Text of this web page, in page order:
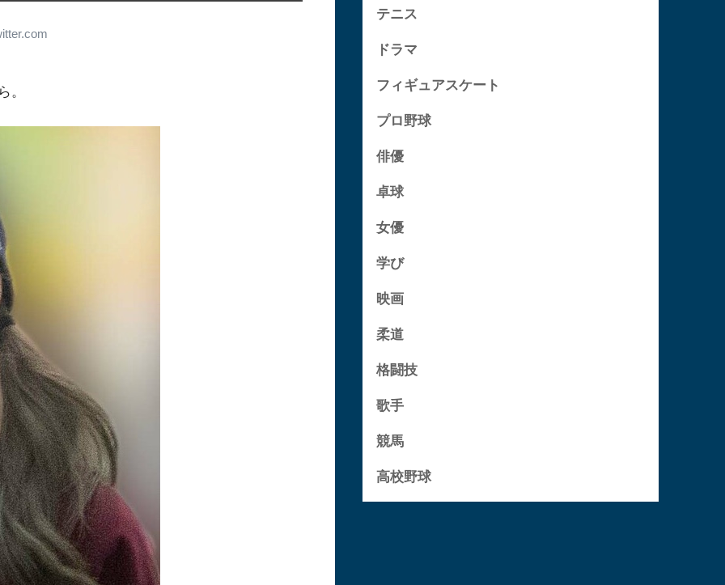
。
テニス
ドラマ
フィギュアスケート
プロ野球
俳優
卓球
女優
学び
映画
柔道
格闘技
歌手
競馬
高校野球